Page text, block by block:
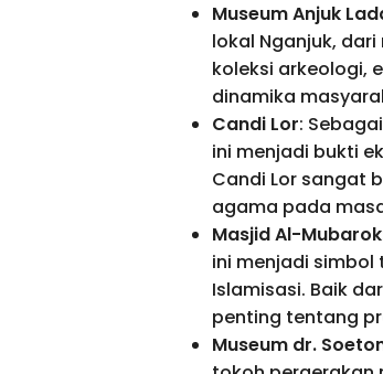
Museum Anjuk
lokal Nganjuk,
koleksi arkeologi,
dinamika
Candi Lor:
ini menjadi bukti
Candi Lor sangat
agama pada
Masjid Al-Mubarok
ini menjadi simbol
Islamisasi. Baik
penting tentang
Museum dr.